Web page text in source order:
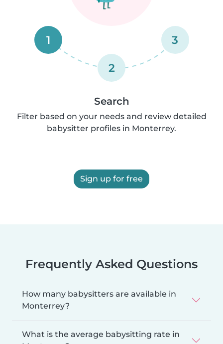
1
2
3
Search
Filter based on your needs and review detailed
babysitter profiles in Monterrey.
Sign up for free
Frequently Asked Questions
How many babysitters are available in
Monterrey?
What is the average babysitting rate in